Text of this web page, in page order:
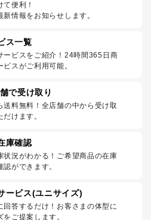
便利！
情報をお知らせします。
ス一覧
ービスをご紹介！24時間365日商
スがご利用可能。
で受け取り
送料無料！全店舗の中から受け取
けます。
庫確認
状況がわかる！ご希望商品の在庫
ができます。
ービス(ユニサイズ)
回答するだけ！お客さまの体型に
ご提案します。